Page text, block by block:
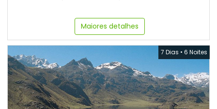
Maiores detalhes
7 Dias • 6 Noites